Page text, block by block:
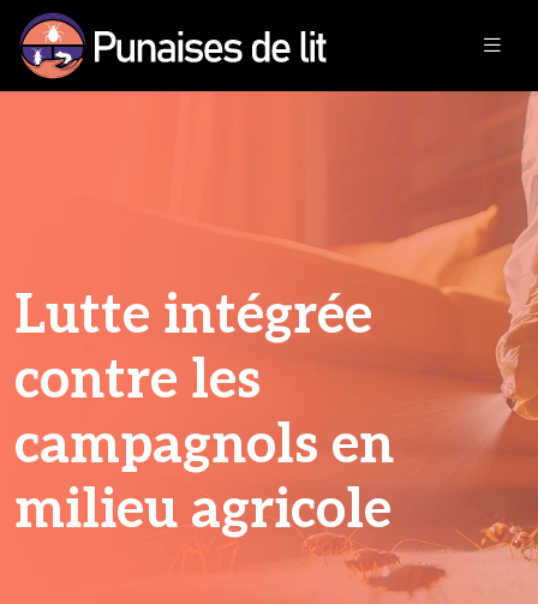
Lutte intégrée
contre les
campagnols en
milieu agricole